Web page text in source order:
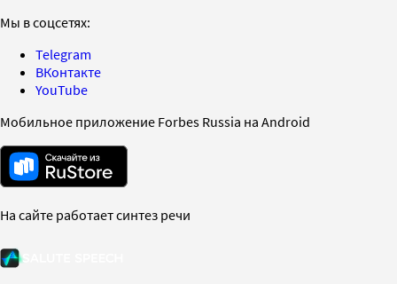
Мы в соцсетях:
Telegram
ВКонтакте
YouTube
Мобильное приложение Forbes Russia на Android
На сайте работает синтез речи